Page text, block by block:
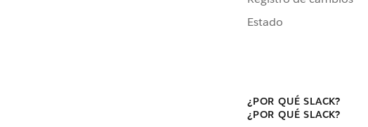
Estado
¿POR QUÉ SLACK?
¿POR QUÉ SLACK?